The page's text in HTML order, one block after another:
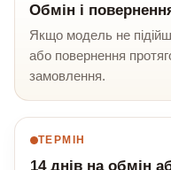
Обмін і
Якщо модель не
або повернення
замовлення.
ТЕРМІН
14 днів на обмін